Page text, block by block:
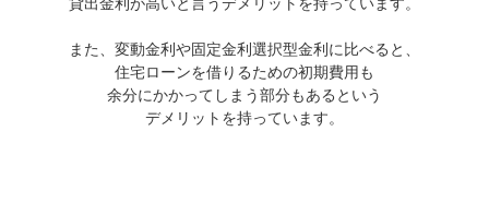
また、変動金利や固定金利選択型金利に比べると、
住宅ローンを借りるための初期費用も
余分にかかってしまう部分もあるという
デメリットを持っています。